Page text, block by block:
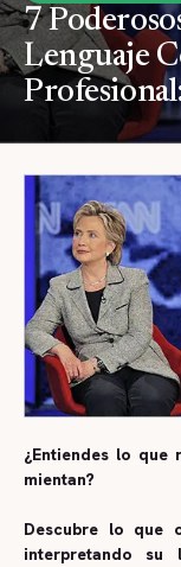
7
Lenguaje
¿Entiendes lo que
mientan?
Descubre lo que
interpretando su